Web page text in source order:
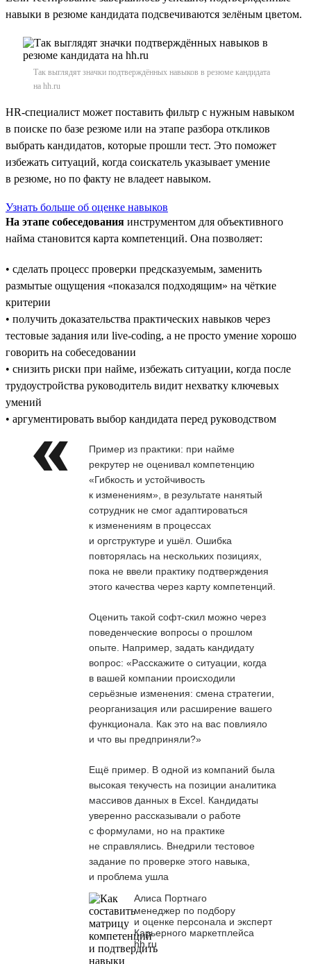
навыки в резюме кандидата подсвечиваются зелёным цветом.
Так выглядят значки подтверждённых навыков в резюме кандидата
на hh.ru
HR-специалист может поставить фильтр с нужным навыком
в поиске по базе резюме или на этапе разбора откликов
выбрать кандидатов, которые прошли тест. Это поможет
избежать ситуаций, когда соискатель указывает умение
в резюме, но по факту не владеет навыком.
Узнать больше об оценке навыков
На этапе собеседования инструментом для объективного
найма становится карта компетенций. Она позволяет:
• сделать процесс проверки предсказуемым, заменить
размытые ощущения «показался подходящим» на чёткие
критерии
• получить доказательства практических навыков через
тестовые задания или live-coding, а не просто умение хорошо
говорить на собеседовании
• снизить риски при найме, избежать ситуации, когда после
трудоустройства руководитель видит нехватку ключевых
умений
• аргументировать выбор кандидата перед руководством
Пример из практики: при найме
рекрутер не оценивал компетенцию
«Гибкость и устойчивость
к изменениям», в результате нанятый
сотрудник не смог адаптироваться
к изменениям в процессах
и оргструктуре и ушёл. Ошибка
повторялась на нескольких позициях,
пока не ввели практику подтверждения
этого качества через карту компетенций.
Оценить такой софт-скил можно через
поведенческие вопросы о прошлом
опыте. Например, задать кандидату
вопрос: «Расскажите о ситуации, когда
в вашей компании происходили
серьёзные изменения: смена стратегии,
реорганизация или расширение вашего
функционала. Как это на вас повлияло
и что вы предприняли?»
Ещё пример. В одной из компаний была
высокая текучесть на позиции аналитика
массивов данных в Excel. Кандидаты
уверенно рассказывали о работе
с формулами, но на практике
не справлялись. Внедрили тестовое
задание по проверке этого навыка,
и проблема ушла
Алиса Портнаго
менеджер по подбору
и оценке персонала и эксперт
Карьерного маркетплейса
hh.ru